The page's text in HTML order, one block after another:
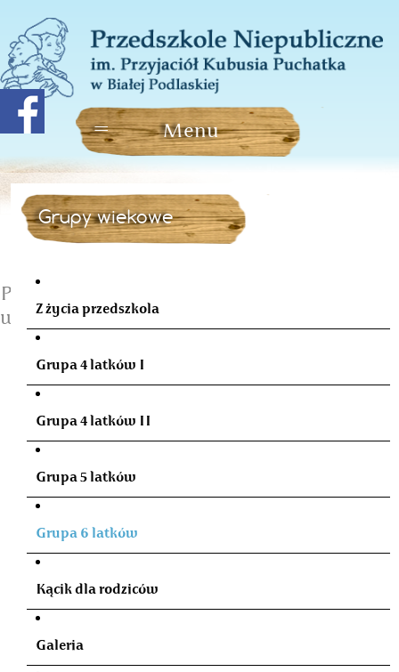
Grupy wiekowe
Przyjaciele Zippiego -
wspólne świętowanie
Z życia przedszkola
Grupa 4 latków I
Grupa 4 latków II
Grupa 5 latków
Grupa 6 latków
Kącik dla rodziców
Galeria